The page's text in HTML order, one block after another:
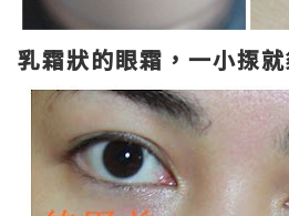
乳霜狀的眼霜，一小揼